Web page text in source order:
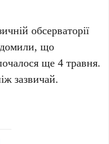
обсерваторії
що
ще4 травня.
зазвичай.